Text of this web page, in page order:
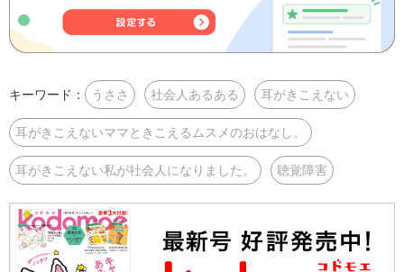
キーワード： うささ 社会人あるある 耳がきこえない
耳がきこえないママときこえるムスメのおはなし。
耳がきこえない私が社会人になりました。 聴覚障害